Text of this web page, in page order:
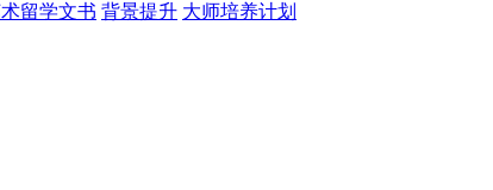
留学文书 背景提升 大师培养计划